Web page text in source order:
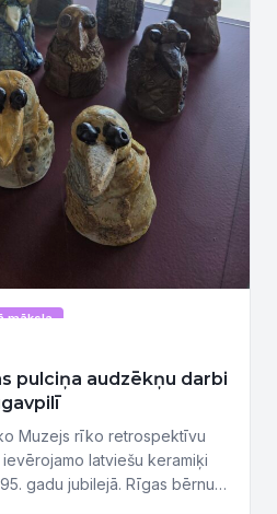
māksla
pulciņa audzēkņu darbi
Muzejs rīko retrospektīvu
latviešu keramiķi
gadu jubilejā. Rīgas bērnu